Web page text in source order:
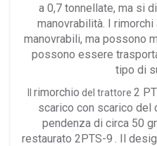
a 0,7 tonnellate, ma si
manovrabilità. I
manovrabili, ma possono
possono essere
tipo di
rimorchio del trattore 2
scarico con scarico del
pendenza di circa 50
restaurato 2PTS-9
. Il